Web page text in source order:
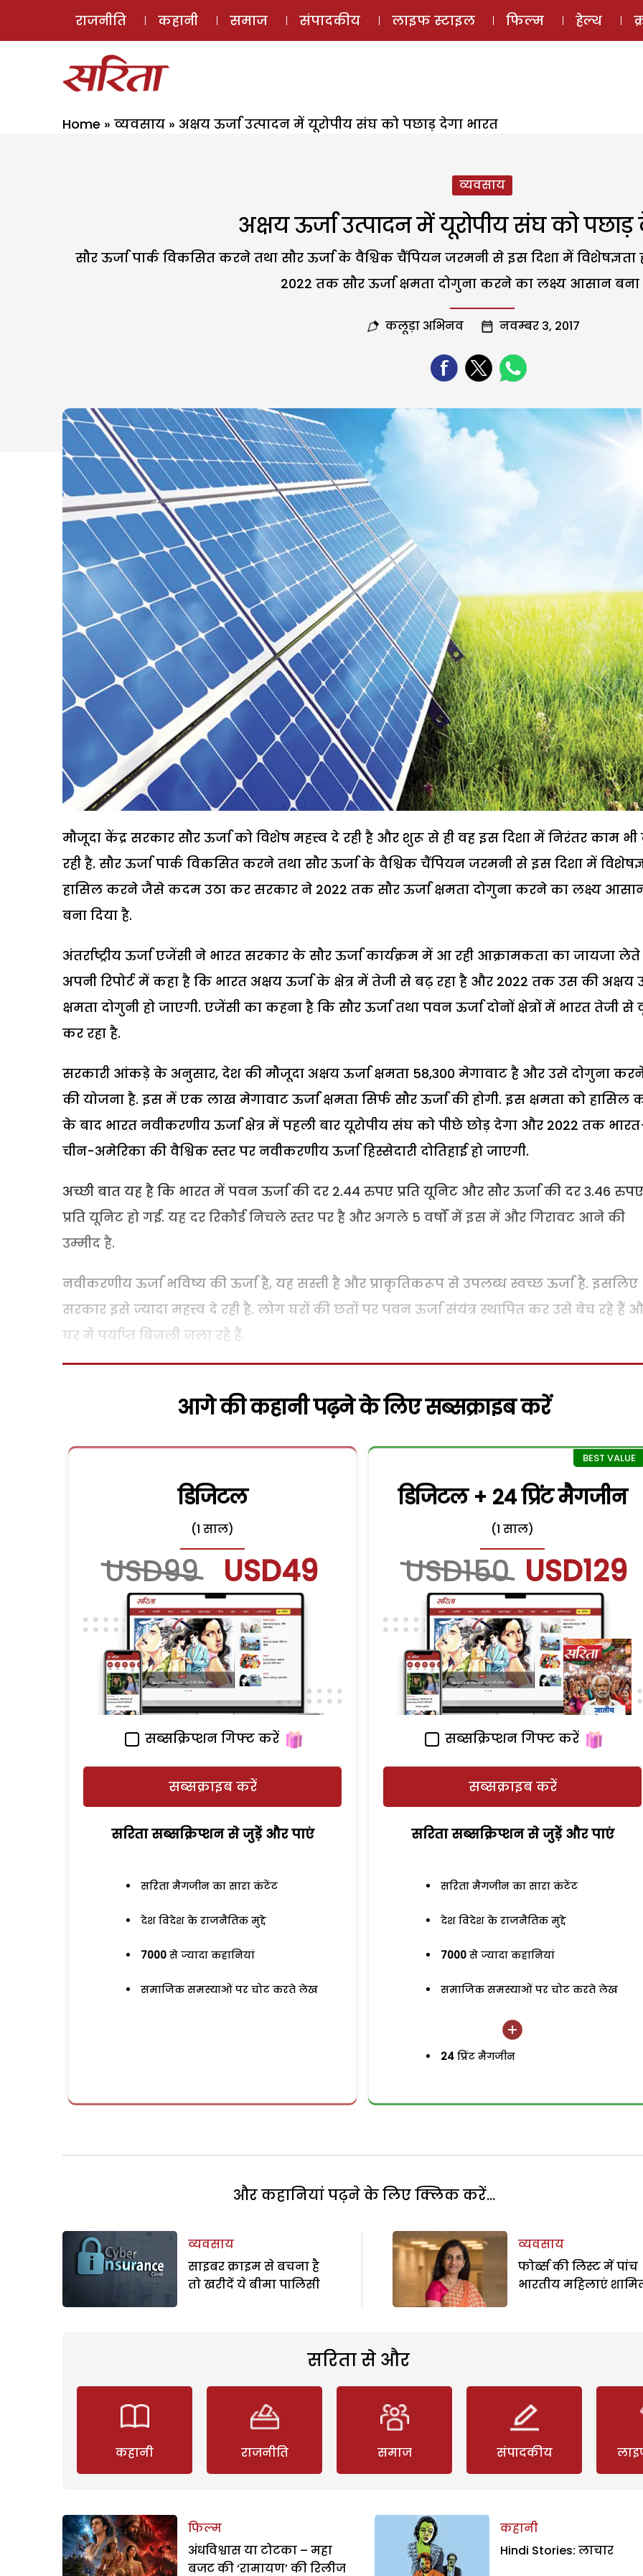
ई-मैगज़ीन
राजनीति कहानी समाज संपादकीय लाइफ स्टाइल फिल्म हेल्थ
Home » व्यवसाय » अक्षय ऊर्जा उत्पादन में यूरोपीय संघ को पछाड़ देगा भारत
व्यवसाय
अक्षय ऊर्जा उत्पादन में यूरोपीय संघ को पछाड़
सौर ऊर्जा पार्क विकसित करने तथा सौर ऊर्जा के वैश्विक चैंपियन जरमनी से इस दिशा में
2022 तक सौर ऊर्जा क्षमता दोगुना करने का लक्ष्य आसान बना
कलूड़ा अभिनव नवम्बर 3, 2017
मौजूदा केंद्र सरकार सौर ऊर्जा को विशेष महत्त्व दे रही है और शुरू से ही वह इस दिशा में निरंतर काम
रही है. सौर ऊर्जा पार्क विकसित करने तथा सौर ऊर्जा के वैश्विक चैंपियन जरमनी से इस दिशा में
हासिल करने जैसे कदम उठा कर सरकार ने 2022 तक सौर ऊर्जा क्षमता दोगुना करने का लक्ष्य
बना दिया है.
अंतर्राष्ट्रीय ऊर्जा एजेंसी ने भारत सरकार के सौर ऊर्जा कार्यक्रम में आ रही आक्रामकता का जायजा
अपनी रिपोर्ट में कहा है कि भारत अक्षय ऊर्जा के क्षेत्र में तेजी से बढ़ रहा है और 2022 तक उस की अक्षय
क्षमता दोगुनी हो जाएगी. एजेंसी का कहना है कि सौर ऊर्जा तथा पवन ऊर्जा दोनों क्षेत्रों में भारत तेजी से
कर रहा है.
सरकारी आंकड़े के अनुसार, देश की मौजूदा अक्षय ऊर्जा क्षमता 58,300 मेगावाट है और उसे दोगुना
की योजना है. इस में एक लाख मेगावाट ऊर्जा क्षमता सिर्फ सौर ऊर्जा की होगी. इस क्षमता को हासिल
के बाद भारत नवीकरणीय ऊर्जा क्षेत्र में पहली बार यूरोपीय संघ को पीछे छोड़ देगा और 2022 तक
चीन-अमेरिका की वैश्विक स्तर पर नवीकरणीय ऊर्जा हिस्सेदारी दोतिहाई हो जाएगी.
अच्छी बात यह है कि भारत में पवन ऊर्जा की दर 2.44 रुपए प्रति यूनिट और सौर ऊर्जा की दर 3.46 रुपए
प्रति यूनिट हो गई. यह दर रिकौर्ड निचले स्तर पर है और अगले 5 वर्षों में इस में और गिरावट आने की
उम्मीद है.
नवीकरणीय ऊर्जा भविष्य की ऊर्जा है, यह सस्ती है और प्राकृतिकरूप से उपलब्ध स्वच्छ ऊर्जा है. इसलिए
सरकार इसे ज्यादा महत्त्व दे रही है. लोग घरों की छतों पर पवन ऊर्जा संयंत्र स्थापित कर उसे बेच रहे हैं
घर में पर्याप्त बिजली जला रहे हैं.
आगे की कहानी पढ़ने के लिए सब्सक्राइब करें
डिजिटल
(1 साल)
USD99 USD49
सब्सक्रिप्शन गिफ्ट करें
सब्सक्राइब करें
सरिता सब्सक्रिप्शन से जुड़ेें और पाएं
सरिता मैगजीन का सारा कंटेंट
देश विदेश के राजनैतिक मुद्दे
7000 से ज्यादा कहानियां
समाजिक समस्याओं पर चोट करते लेख
डिजिटल + 24 प्रिंट मैगजीन
(1 साल)
USD150 USD129
सब्सक्रिप्शन गिफ्ट करें
सब्सक्राइब करें
सरिता सब्सक्रिप्शन से जुड़ेें और पाएं
सरिता मैगजीन का सारा कंटेंट
देश विदेश के राजनैतिक मुद्दे
7000 से ज्यादा कहानियां
समाजिक समस्याओं पर चोट करते लेख
24 प्रिंट मैगजीन
और कहानियां पढ़ने के लिए क्लिक करें...
व्यवसाय
साइबर क्राइम से बचना है
तो खरीदें ये बीमा पालिसी
व्यवसाय
फोर्ब्स की लिस्ट में पांच
भारतीय महिलाएं
सरिता से और
कहानी राजनीति समाज संपादकीय
फिल्म
अंधविश्वास या टोटका – महा
बजट की ‘रामायण’ की रिलीज
कहानी
Hindi Stories: लाचार